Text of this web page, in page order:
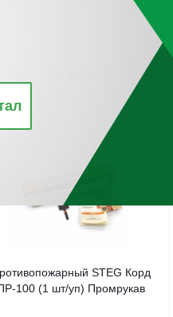
По
STEG Корд
100 (1 шт/уп) Промрукав